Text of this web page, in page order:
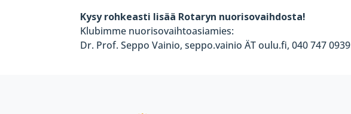
Kysy rohkeasti lisää Rotaryn nuorisovaihdosta!
Klubimme nuorisovaihtoasiamies:
Dr. Prof. Seppo Vainio,seppo.vainio ÄT oulu.fi, 040 747 0939